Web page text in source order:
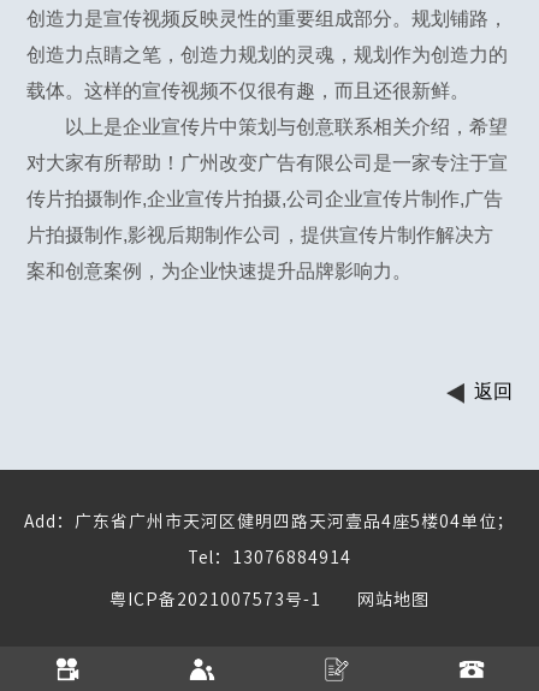
创造力是宣传视频反映灵性的重要组成部分。规划铺路，
创造力点睛之笔，创造力规划的灵魂，规划作为创造力的
载体。这样的宣传视频不仅很有趣，而且还很新鲜。
以上是企业宣传片中策划与创意联系相关介绍，希望
对大家有所帮助！广州改变广告有限公司是一家专注于宣
传片拍摄制作,企业宣传片拍摄,公司企业宣传片制作,广告
片拍摄制作,影视后期制作公司，提供宣传片制作解决方
案和创意案例，为企业快速提升品牌影响力。
返回
Add：广东省广州市天河区健明四路天河壹品4座5楼04单位；
Tel：13076884914
粤ICP备2021007573号-1 网站地图